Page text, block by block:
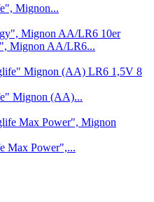
Mignon...
Mignon AA/LR6...
Mignon (AA)...
Max Power",...